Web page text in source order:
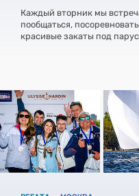
Каждый вторник мы
пообщаться,
красивые закаты под